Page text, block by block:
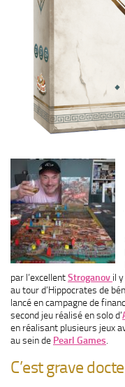
par l’excellentStroganov il
au tour d’Hippocrates de
lancé en campagne de
second jeu réalisé en solo d’
en réalisant plusieurs jeux
au sein de Pearl Games.
C’est grave